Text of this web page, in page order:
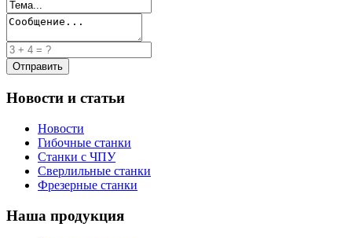
Новости и статьи
Новости
Гибочные станки
Станки с ЧПУ
Сверлильные станки
Фрезерные станки
Наша продукция